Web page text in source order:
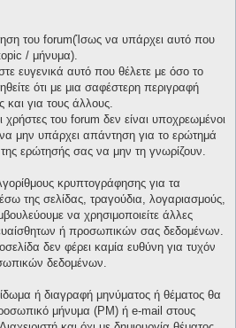
του forum(Ίσως να υπάρχει αυτό που
/ μήνυμα).
ευγενικά αυτό που θέλετε με όσο το
ότι με μια σαφέστερη περιγραφή
και για τους άλλους.
του forum δεν είναι υποχρεωμένοι
μην υπάρχει απάντηση για το ερώτημά
ερώτησής σας να μην τη γνωρίζουν.
κρυπτογράφησης για τα
της σελίδας, τραγούδια, λογαριασμούς,
να χρησιμοποιείτε άλλες
ή προσωπικών σας δεδομένων.
δεν φέρει καμία ευθύνη για τυχόν
δεδομένων.
ή διαγραφή μηνύματος ή θέματος θα
μήνυμα (PM) ή e-mail στους